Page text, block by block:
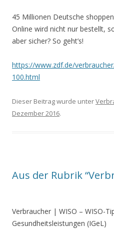
45 Millionen Deutsche
Online wird nicht nur bestellt,
aber sicher? So geht’s!
https://www.zdf.de/
100.html
Dieser Beitrag wurde unter
Dezember 2016.
Aus der Rubrik
Verbraucher | WISO – WISO-
Gesundheitsleistungen (IGeL)